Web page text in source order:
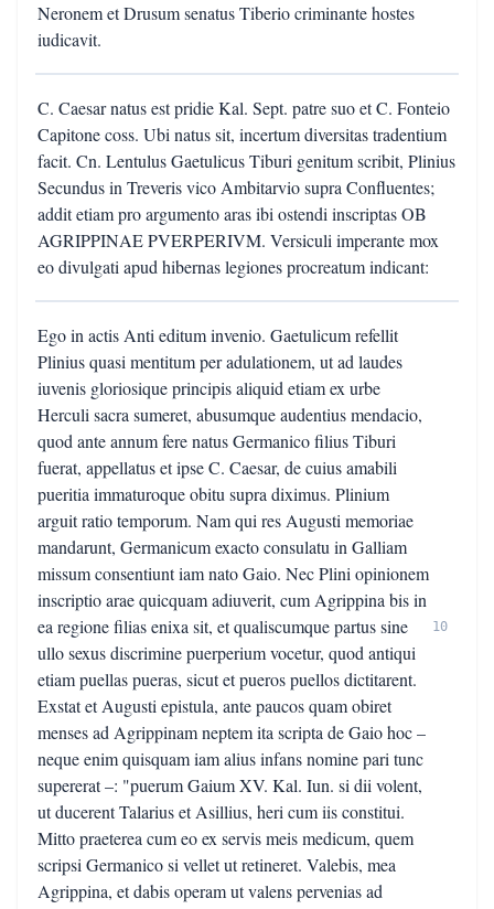
Neronem et Drusum senatus Tiberio criminante hostes
iudicavit.
C. Caesar natus est pridie Kal. Sept. patre suo et C. Fonteio
Capitone coss. Ubi natus sit, incertum diversitas tradentium
facit. Cn. Lentulus Gaetulicus Tiburi genitum scribit, Plinius
Secundus in Treveris vico Ambitarvio supra Confluentes;
addit etiam pro argumento aras ibi ostendi inscriptas OB
AGRIPPINAE PVERPERIVM. Versiculi imperante mox
eo divulgati apud hibernas legiones procreatum indicant:
Ego in actis Anti editum invenio. Gaetulicum refellit
Plinius quasi mentitum per adulationem, ut ad laudes
iuvenis gloriosique principis aliquid etiam ex urbe
Herculi sacra sumeret, abusumque audentius mendacio,
quod ante annum fere natus Germanico filius Tiburi
fuerat, appellatus et ipse C. Caesar, de cuius amabili
pueritia immaturoque obitu supra diximus. Plinium
arguit ratio temporum. Nam qui res Augusti memoriae
mandarunt, Germanicum exacto consulatu in Galliam
missum consentiunt iam nato Gaio. Nec Plini opinionem
inscriptio arae quicquam adiuverit, cum Agrippina bis in
ea regione filias enixa sit, et qualiscumque partus sine
ullo sexus discrimine puerperium vocetur, quod antiqui
etiam puellas pueras, sicut et pueros puellos dictitarent.
Exstat et Augusti epistula, ante paucos quam obiret
menses ad Agrippinam neptem ita scripta de Gaio hoc –
neque enim quisquam iam alius infans nomine pari tunc
supererat –: "puerum Gaium XV. Kal. Iun. si dii volent,
ut ducerent Talarius et Asillius, heri cum iis constitui.
Mitto praeterea cum eo ex servis meis medicum, quem
scripsi Germanico si vellet ut retineret. Valebis, mea
Agrippina, et dabis operam ut valens pervenias ad
10